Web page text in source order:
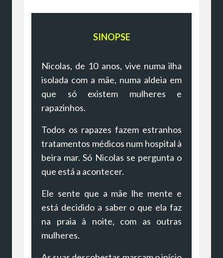
SINOPSE
Nicolas, de 10 anos, vive numa ilha
isolada com a mãe, numa aldeia em
que só existem mulheres e
rapazinhos.
Todos os rapazes fazem estranhos
tratamentos médicos num hospital à
beira mar. Só Nicolas se pergunta o
que está a acontecer.
Ele sente que a mãe lhe mente e
está decidido a saber o que ela faz
na praia à noite, com as outras
mulheres.